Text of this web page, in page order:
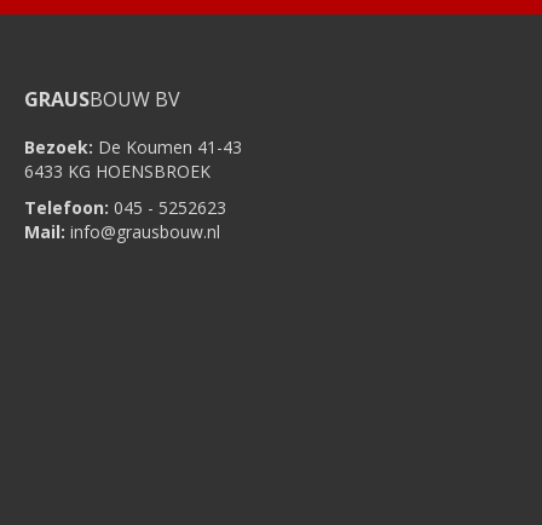
GRAUSBOUW BV
Bezoek: De Koumen 41-43
6433 KG HOENSBROEK
Telefoon: 045 - 5252623
Mail: info@grausbouw.nl